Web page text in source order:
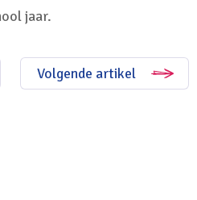
jaar.
Volgende artikel